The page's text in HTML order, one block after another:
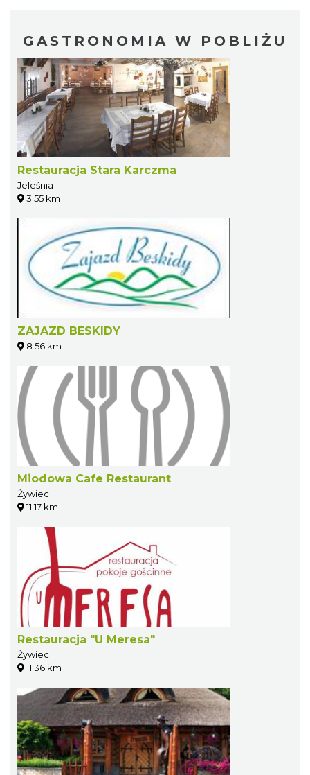
GASTRONOMIA W POBLIŻU
Restauracja Stara Karczma
Jeleśnia
3.55 km
ZAJAZD BESKIDY
8.56 km
Miodowa Cafe Restaurant
Żywiec
11.17 km
Restauracja "U Meresa"
Żywiec
11.36 km